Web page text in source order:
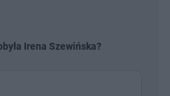
Irena Szewińska?